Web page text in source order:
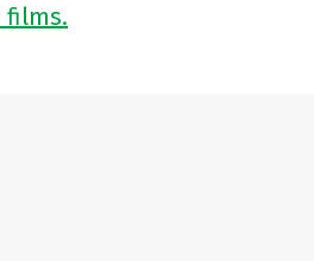
films.